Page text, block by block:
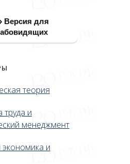
Версия для
теория
труда и
менеджмент
и